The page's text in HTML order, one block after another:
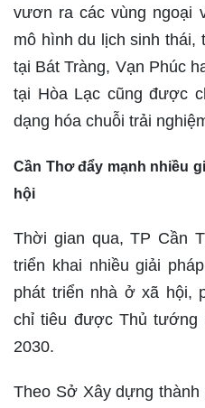
vươn ra các vùng ngoại
mô hình du lịch sinh thái,
tại Bát Tràng, Vạn Phúc
tại Hòa Lạc cũng được
dạng hóa chuỗi trải
Cần Thơ đẩy mạnh nhiều
hội
Thời gian qua, TP Cần
triển khai nhiều giải
phát triển nhà ở xã hội,
chỉ tiêu được Thủ tướng
2030.
Theo Sở Xây dựng